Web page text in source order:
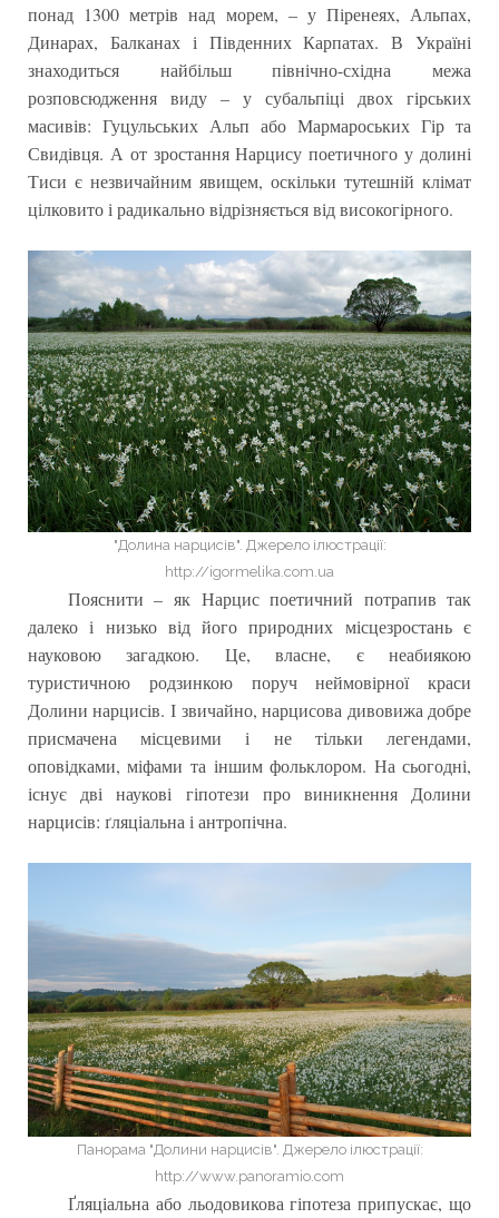
понад 1300 метрів над морем, – у Піренеях, Альпах,
Динарах, Балканах і Південних Карпатах. В Україні
знаходиться найбільш північно-східна межа
розповсюдження виду – у субальпіці двох гірських
масивів: Гуцульських Альп або Мармароських Гір та
Свидівця. А от зростання Нарцису поетичного у долині
Тиси є незвичайним явищем, оскільки тутешній клімат
цілковито і радикально відрізняється від високогірного.
"Долина нарцисів". Джерело ілюстрації:
http://igormelika.com.ua
Пояснити – як Нарцис поетичний потрапив так
далеко і низько від його природних місцезростань є
науковою загадкою. Це, власне, є неабиякою
туристичною родзинкою поруч неймовірної краси
Долини нарцисів. І звичайно, нарцисова дивовижа добре
присмачена місцевими і не тільки легендами,
оповідками, міфами та іншим фольклором. На сьогодні,
існує дві наукові гіпотези про виникнення Долини
нарцисів: ґляціальна і антропічна.
Панорама "Долини нарцисів". Джерело ілюстрації:
http://www.panoramio.com
Ґляціальна або льодовикова гіпотеза припускає, що